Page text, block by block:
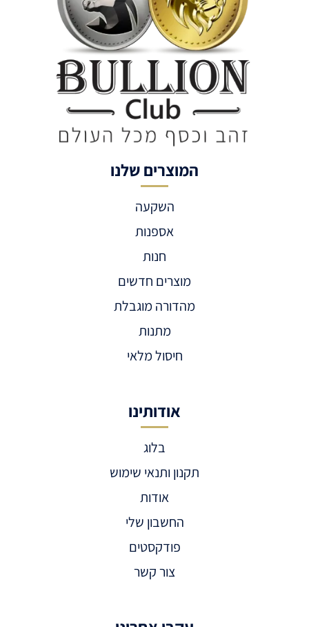
המוצרים שלנו
השקעה
אספנות
חנות
מוצרים חדשים
מהדורה מוגבלת
מתנות
חיסול מלאי
אודותינו
בלוג
תקנון ותנאי שימוש
אודות
החשבון שלי
פודקסטים
צור קשר